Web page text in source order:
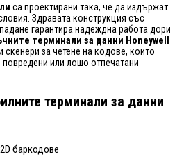
са проектирани така, че да издържат
Здравата конструкция със
гарантира надеждна работа дори
терминали за данни Honeywell
за четене на кодове, които
или лошо отпечатани
терминали за данни
баркодове